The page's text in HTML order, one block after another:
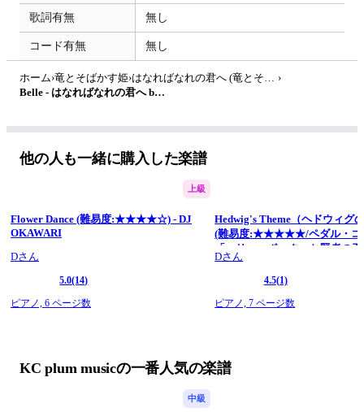
歌詞有無 無し
コード有無 無し
ホーム›竜とそばかす姫›
›
Belle - はなればなれの君へ by KC plum music
他の人も一緒に購入した楽譜
上級
Flower Dance (難易度:★★★★☆) - DJ
OKAWARI
Dさん
5.0(14)
ピアノ, 6 ページ数
Hedwig's Theme（ヘドウィグ
(難易度:★★★★★/ペダル・コ
「ハリー・ポッターと賢者の
John Williams
Dさん
4.5(1)
ピアノ,7 ページ数
KC plum musicの一番人気の楽譜
中級